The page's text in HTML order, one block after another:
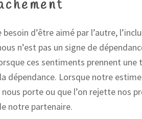
d’être aimé par l’autre,
n’est pas un signe de
ces sentiments prennent une
dépendance. Lorsque notre
porte ou que l’on rejette nos
notre partenaire.